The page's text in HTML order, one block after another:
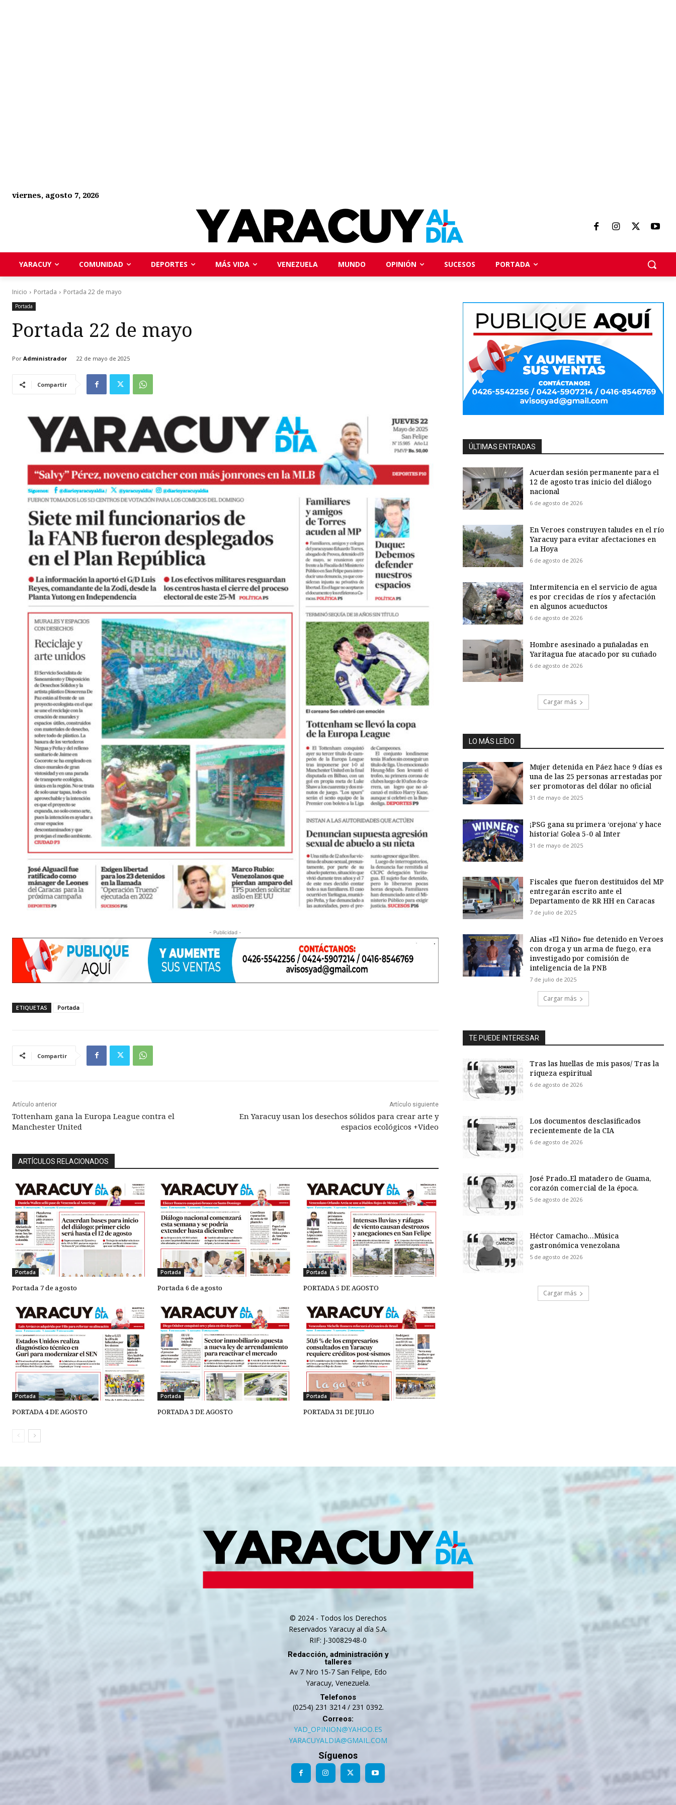
viernes, agosto 7, 2026
YARACUY COMUNIDAD DEPORTES MÁS VIDA VENEZUELA MUNDO OPINIÓN SUCESOS PORTADA
Inicio Portada Portada 22 de mayo
Portada
Portada 22 de mayo
Por Administrador 22 de mayo de 2025
Compartir
- Publicidad -
ETIQUETAS Portada
Compartir
Artículo anterior
Tottenham gana la Europa League contra el
Manchester United
Artículo siguiente
En Yaracuy usan los desechos sólidos para crear arte y
espacios ecológicos +Video
ARTÍCULOS RELACIONADOS
Portada
Portada 7 de agosto
Portada
Portada 6 de agosto
Portada
PORTADA 5 DE AGOSTO
Portada
PORTADA 4 DE AGOSTO
Portada
PORTADA 3 DE AGOSTO
Portada
PORTADA 31 DE JULIO
ÚLTIMAS ENTRADAS
Acuerdan sesión permanente para el
12 de agosto tras inicio del diálogo
nacional
6 de agosto de 2026
En Veroes construyen taludes en el río
Yaracuy para evitar afectaciones en
La Hoya
6 de agosto de 2026
Intermitencia en el servicio de agua
es por crecidas de ríos y afectación
en algunos acueductos
6 de agosto de 2026
Hombre asesinado a puñaladas en
Yaritagua fue atacado por su cuñado
6 de agosto de 2026
Cargar más
LO MÁS LEÍDO
Mujer detenida en Páez hace 9 días es
una de las 25 personas arrestadas por
ser promotoras del dólar no oficial
31 de mayo de 2025
¡PSG gana su primera ‘orejona’ y hace
historia! Golea 5-0 al Inter
31 de mayo de 2025
Fiscales que fueron destituidos del MP
entregarán escrito ante el
Departamento de RR HH en Caracas
7 de julio de 2025
Alias «El Niño» fue detenido en Veroes
con droga y un arma de fuego, era
investigado por comisión de
inteligencia de la PNB
7 de julio de 2025
Cargar más
TE PUEDE INTERESAR
Tras las huellas de mis pasos/ Tras la
riqueza espiritual
6 de agosto de 2026
Los documentos desclasificados
recientemente de la CIA
6 de agosto de 2026
José Prado..El matadero de Guama,
corazón comercial de la época.
5 de agosto de 2026
Héctor Camacho…Música
gastronómica venezolana
5 de agosto de 2026
Cargar más
© 2024 - Todos los Derechos
Reservados Yaracuy al día S.A.
RIF: J-30082948-0
Redacción, administración y
talleres
Av 7 Nro 15-7 San Felipe, Edo
Yaracuy, Venezuela.
Telefonos
(0254) 231 3214 / 231 0392.
Correos:
YAD_OPINION@YAHOO.ES
YARACUYALDIA@GMAIL.COM
Síguenos